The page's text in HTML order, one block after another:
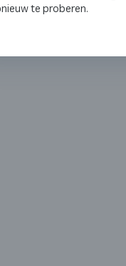
te proberen.